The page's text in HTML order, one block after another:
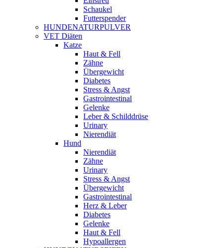
Schaukel
Futterspender
HUNDENATURPULVER
VET Diäten
Katze
Haut & Fell
Zähne
Übergewicht
Diabetes
Stress & Angst
Gastrointestinal
Gelenke
Leber & Schilddrüse
Urinary
Nierendiät
Hund
Nierendiät
Zähne
Urinary
Stress & Angst
Übergewicht
Gastrointestinal
Herz & Leber
Diabetes
Gelenke
Haut & Fell
Hypoallergen